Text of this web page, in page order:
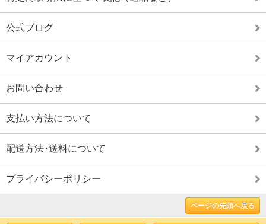
公式ブログ
マイアカウント
お問い合わせ
支払い方法について
配送方法･送料について
プライバシーポリシー
ページの先頭へ戻る